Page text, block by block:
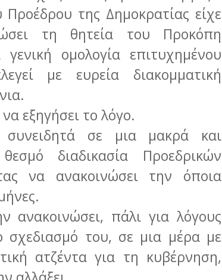
της Δημοκρατίας είχε
τη θητεία του Προκόπη
ομολογία επιτυχημένου
με ευρεία διακομματική
εξηγήσει το λόγο.
σε μια μακρά και
διαδικασία Προεδρικών
να ανακοινώσει την όποια
ανακοινώσει, πάλι για λόγους
σχεδιασμό του, σε μια μέρα με
ατζέντα για τη κυβέρνηση,